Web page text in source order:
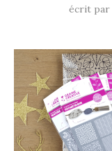
écrit par